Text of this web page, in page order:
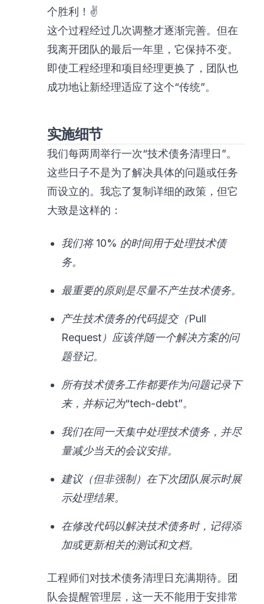
个胜利！✌️
这个过程经过几次调整才逐渐完善。但在
我离开团队的最后一年里，它保持不变。
即使工程经理和项目经理更换了，团队也
成功地让新经理适应了这个“传统”。
实施细节
我们每两周举行一次“技术债务清理日”。
这些日子不是为了解决具体的问题或任务
而设立的。我忘了复制详细的政策，但它
大致是这样的：
我们将 10% 的时间用于处理技术债
务。
最重要的原则是尽量不产生技术债务。
产生技术债务的代码提交（Pull
Request）应该伴随一个解决方案的问
题登记。
所有技术债务工作都要作为问题记录下
来，并标记为“tech-debt”。
我们在同一天集中处理技术债务，并尽
量减少当天的会议安排。
建议（但非强制）在下次团队展示时展
示处理结果。
在修改代码以解决技术债务时，记得添
加或更新相关的测试和文档。
工程师们对技术债务清理日充满期待。团
队会提醒管理层，这一天不能用于安排常